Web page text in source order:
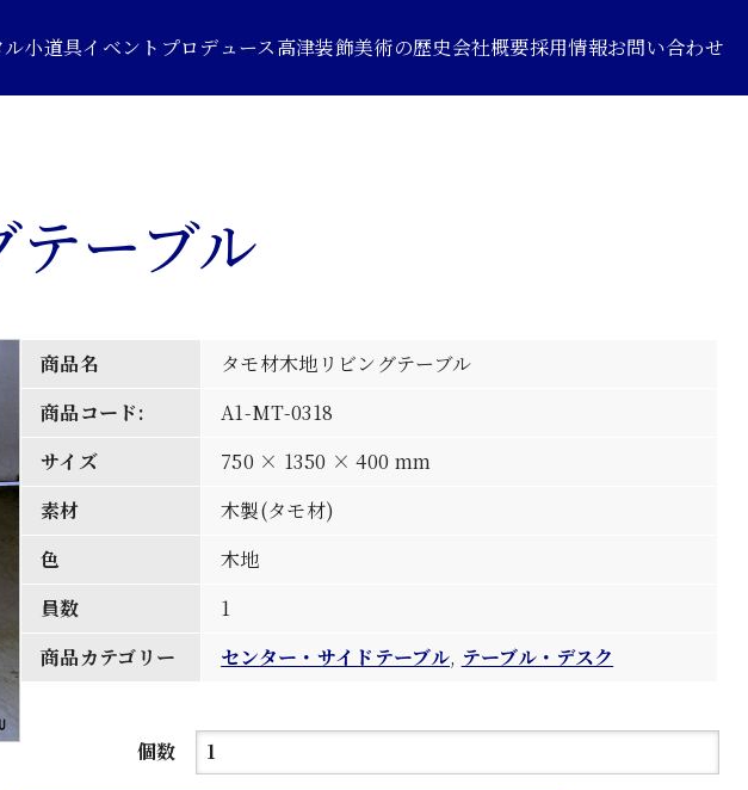
ル小道具イベントプロデュース高津装飾美術の歴史会社概要採用情報お問い合わせ
ーブル
商品名
タモ材木地リビングテーブル
商品コード:
A1-MT-0318
サイズ
750 × 1350 × 400 mm
素材
木製(タモ材)
色
木地
員数
1
商品カテゴリー
センター・サイドテーブル, テーブル・デスク
個数
タ